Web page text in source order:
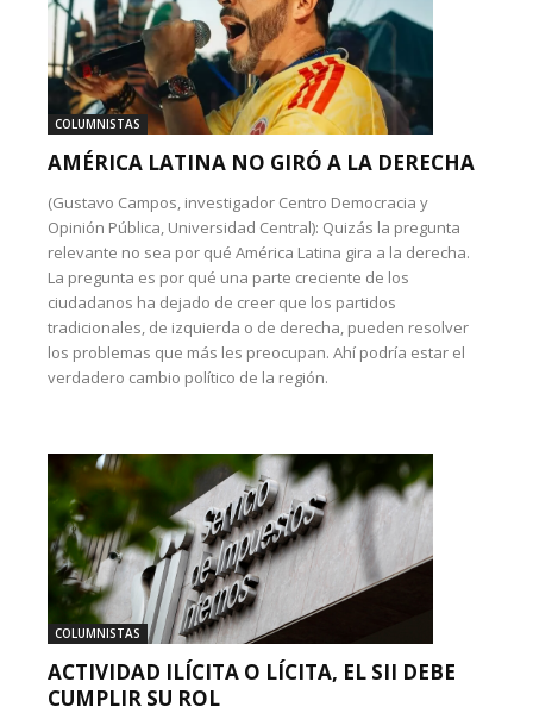
COLUMNISTAS
AMÉRICA LATINA NO GIRÓ A LA DERECHA
(Gustavo Campos, investigador Centro Democracia y
Opinión Pública, Universidad Central): Quizás la pregunta
relevante no sea por qué América Latina gira a la derecha.
La pregunta es por qué una parte creciente de los
ciudadanos ha dejado de creer que los partidos
tradicionales, de izquierda o de derecha, pueden resolver
los problemas que más les preocupan. Ahí podría estar el
verdadero cambio político de la región.
COLUMNISTAS
ACTIVIDAD ILÍCITA O LÍCITA, EL SII DEBE
CUMPLIR SU ROL